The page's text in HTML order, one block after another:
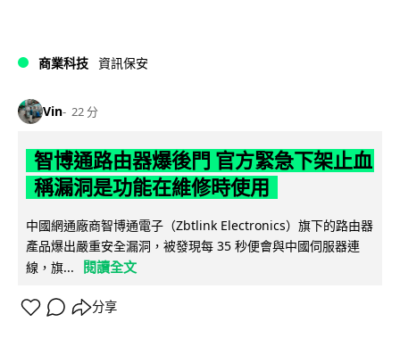
商業科技 資訊保安
Vin 22 分
智博通路由器爆後門 官方緊急下架止血
稱漏洞是功能在維修時使用
中國網通廠商智博通電子（Zbtlink Electronics）旗下的路由器
產品爆出嚴重安全漏洞，被發現每 35 秒便會與中國伺服器連
線，旗...
閱讀全文
分享